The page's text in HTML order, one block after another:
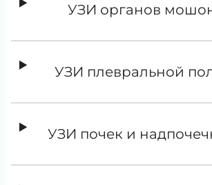
УЗИ органов
УЗИ плевральной
УЗИ почек и